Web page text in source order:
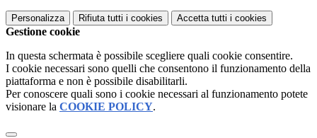
Personalizza Rifiuta tutti i cookies Accetta tutti i cookies
Gestione cookie
In questa schermata è possibile scegliere quali cookie consentire.
I cookie necessari sono quelli che consentono il funzionamento della
piattaforma e non è possibile disabilitarli.
Per conoscere quali sono i cookie necessari al funzionamento potete
visionare la COOKIE POLICY.